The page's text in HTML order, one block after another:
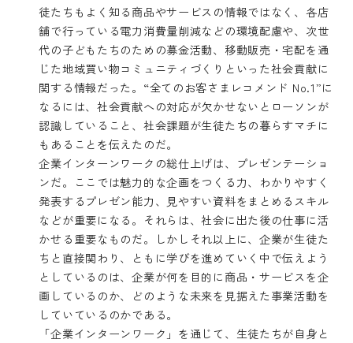
徒たちもよく知る商品やサービスの情報ではなく、各店
舗で行っている電力消費量削減などの環境配慮や、次世
代の子どもたちのための募金活動、移動販売・宅配を通
じた地域買い物コミュニティづくりといった社会貢献に
関する情報だった。“全てのお客さまレコメンド No.1”に
なるには、社会貢献への対応が欠かせないとローソンが
認識していること、社会課題が生徒たちの暮らすマチに
もあることを伝えたのだ。
企業インターンワークの総仕上げは、プレゼンテーショ
ンだ。ここでは魅力的な企画をつくる力、わかりやすく
発表するプレゼン能力、見やすい資料をまとめるスキル
などが重要になる。それらは、社会に出た後の仕事に活
かせる重要なものだ。しかしそれ以上に、企業が生徒た
ちと直接関わり、ともに学びを進めていく中で伝えよう
としているのは、企業が何を目的に商品・サービスを企
画しているのか、どのような未来を見据えた事業活動を
していているのかである。
「企業インターンワーク」を通じて、生徒たちが自身と